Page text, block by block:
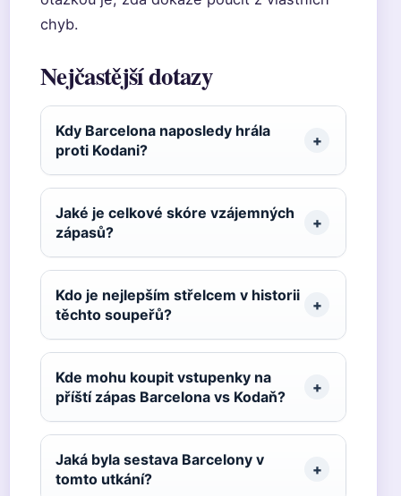
chyb.
Nejčastější dotazy
Kdy Barcelona naposledy hrála
proti Kodani?
Jaké je celkové skóre vzájemných
zápasů?
Kdo je nejlepším střelcem v historii
těchto soupeřů?
Kde mohu koupit vstupenky na
příští zápas Barcelona vs Kodaň?
Jaká byla sestava Barcelony v
tomto utkání?